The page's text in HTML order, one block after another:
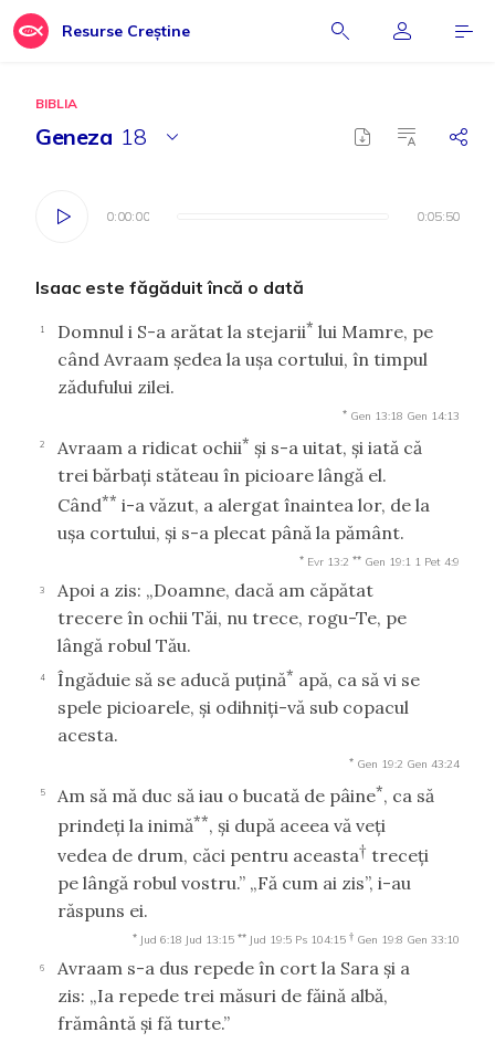
Resurse Creștine
BIBLIA
Geneza 18
0:00:00 0:05:50
0:00:00 0:05:50
Isaac este făgăduit încă o dată
1 Domnul i S-a arătat la stejarii* lui Mamre, pe
când Avraam şedea la uşa cortului, în timpul
zădufului zilei.
* Gen 13:18 Gen 14:13
2 Avraam a ridicat ochii* şi s-a uitat, şi iată că
trei bărbaţi stăteau în picioare lângă el.
Când** i-a văzut, a alergat înaintea lor, de la
uşa cortului, şi s-a plecat până la pământ.
* Evr 13:2 ** Gen 19:1 1 Pet 4:9
3
Apoi a zis: „Doamne, dacă am căpătat
trecere în ochii Tăi, nu trece, rogu-Te, pe
lângă robul Tău.
4 Îngăduie să se aducă puţină* apă, ca să vi se
spele picioarele, şi odihniţi-vă sub copacul
acesta.
* Gen 19:2 Gen 43:24
5 Am să mă duc să iau o bucată de pâine*, ca să
prindeţi la inimă**, şi după aceea vă veţi
vedea de drum, căci pentru aceasta† treceţi
pe lângă robul vostru.” „Fă cum ai zis”, i-au
răspuns ei.
* Jud 6:18 Jud 13:15 ** Jud 19:5 Ps 104:15 † Gen 19:8 Gen 33:10
6
Avraam s-a dus repede în cort la Sara şi a
zis: „Ia repede trei măsuri de făină albă,
frământă şi fă turte.”